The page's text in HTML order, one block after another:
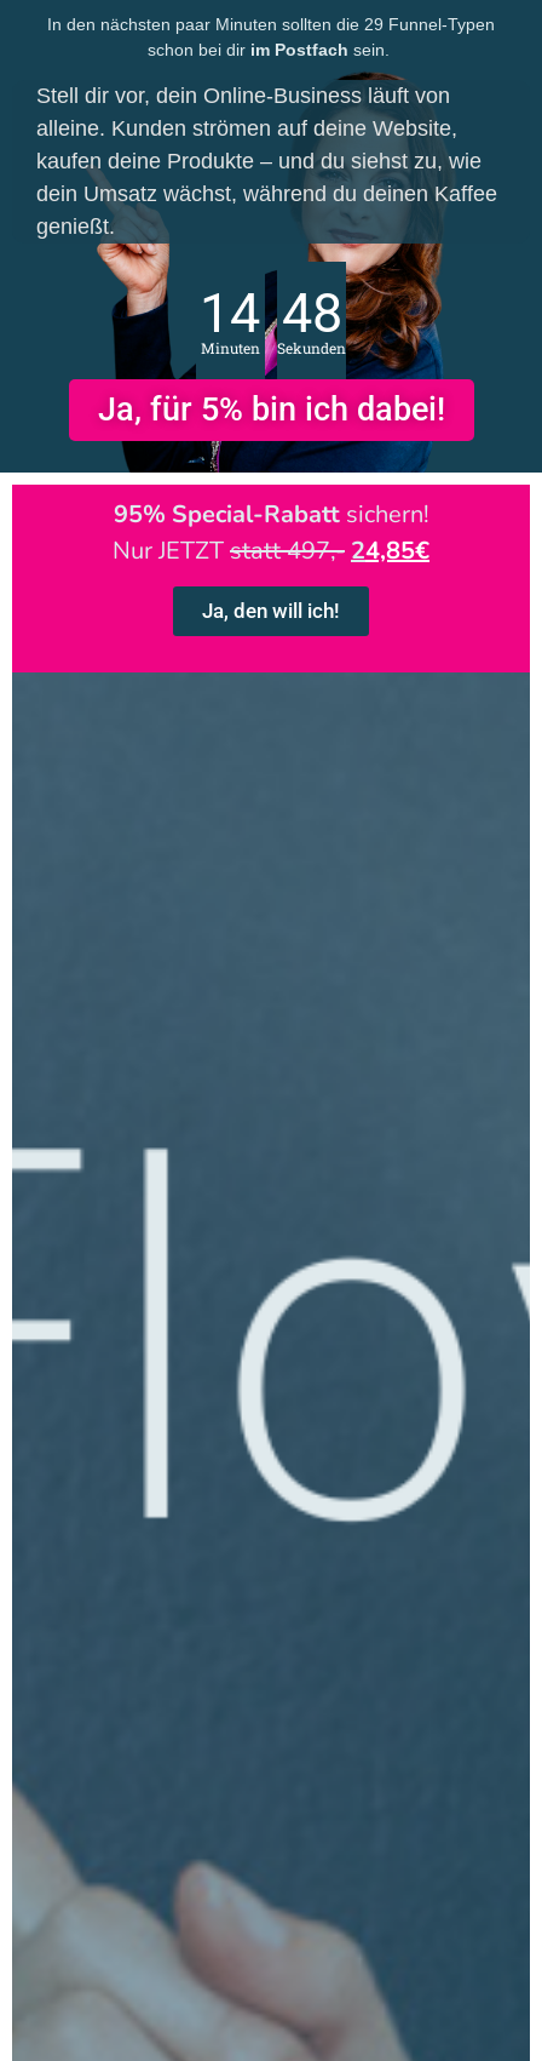
In den nächsten paar Minuten sollten die 29 Funnel-Typen
schon bei dir im Postfach sein.
Stell dir vor, dein Online-Business läuft von
alleine. Kunden strömen auf deine Website,
kaufen deine Produkte – und du siehst zu, wie
dein Umsatz wächst, während du deinen Kaffee
genießt.
14
Minuten
47
Sekunden
Ja, für 5% bin ich dabei!
95% Special-Rabattsichern!
Nur JETZTstatt 497,- 24,85€
Ja, den will ich!